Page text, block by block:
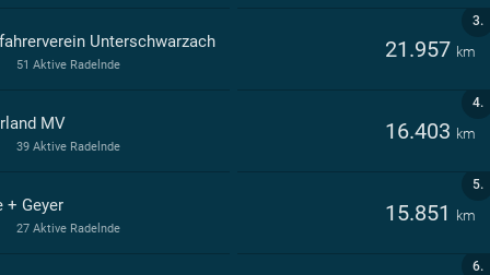
3.
Unterschwarzach 21.957 km
51 Aktive Radelnde
4.
MV 16.403 km
39 Aktive Radelnde
5.
+ Geyer 15.851 km
27 Aktive Radelnde
6.